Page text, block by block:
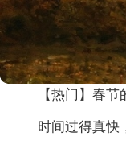
【热门】春节
时间过得真快